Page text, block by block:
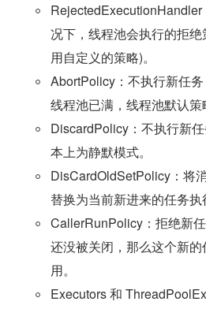
况下，线程池会执行的拒
用自定义的策略)。
AbortPolicy：不执行新任
线程池已满，线程池默认策
DiscardPolicy：不执行新
本上为静默模式。
DisCardOldSetPolicy：将
替换为当前新进来的任务执
CallerRunPolicy：拒绝新
还没被关闭，那么这个新
用。
Executors 和